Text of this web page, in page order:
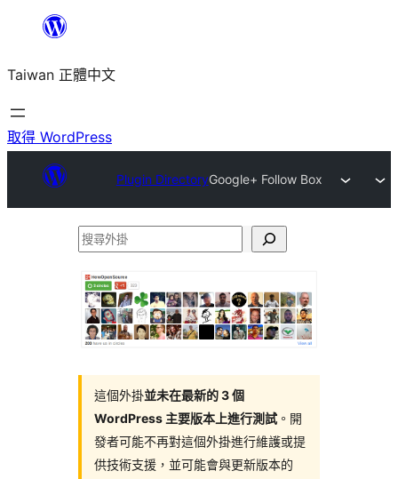
主
要
內
Taiwan 正體中文
取得 WordPress
Plugin DirectoryGoogle+ Follow Box
搜
外
掛
這個外掛並未在最新的 3 個
WordPress 主要版本上進行測試 。開
發者可能不再對這個外掛進行維護或提
供技術支援，並可能會與更新版本的